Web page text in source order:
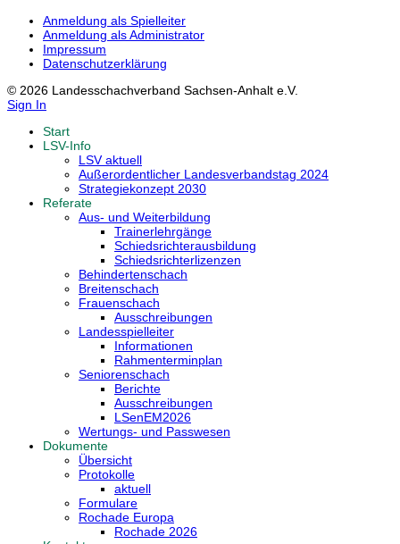
Anmeldung als Spielleiter
Anmeldung als Administrator
Impressum
Datenschutzerklärung
© 2026 Landesschachverband Sachsen-Anhalt e.V.
Sign In
Start
LSV-Info
LSV aktuell
Außerordentlicher Landesverbandstag 2024
Strategiekonzept 2030
Referate
Aus- und Weiterbildung
Trainerlehrgänge
Schiedsrichterausbildung
Schiedsrichterlizenzen
Behindertenschach
Breitenschach
Frauenschach
Ausschreibungen
Landesspielleiter
Informationen
Rahmenterminplan
Seniorenschach
Berichte
Ausschreibungen
LSenEM2026
Wertungs- und Passwesen
Dokumente
Übersicht
Protokolle
aktuell
Formulare
Rochade Europa
Rochade 2026